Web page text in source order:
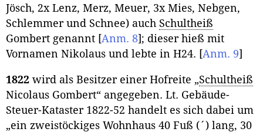
Jösch, 2x Lenz, Merz, Meuer, 3x Mies, Nebgen,
Schlemmer und Schnee) auch Schultheiß
Gombert genannt [Anm. 8] ; dieser hieß mit
Vornamen Nikolaus und lebte in H24. [Anm. 9]
1822 wird als Besitzer einer Hofreite „Schultheiß
Nicolaus Gombert“ angegeben. Lt. Gebäude-
Steuer-Kataster 1822-52 handelt es sich dabei um
„ein zweistöckiges Wohnhaus 40 Fuß (´) lang, 30